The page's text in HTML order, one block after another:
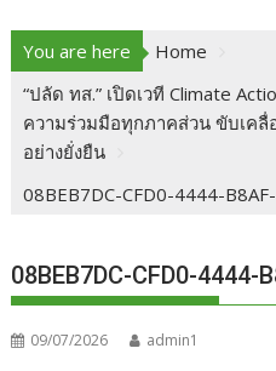
You are here
Home
“ปลัด ทส.” เปิดเวที Climate
ความร่วมมือทุกภาคส่วน ขับเค
อย่างยั่งยืน
08BEB7DC-CFD0-4444-
08BEB7DC-CFD0-4444-
09/07/2026 admin1